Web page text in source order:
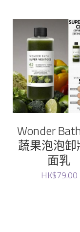
Rejuran
JUNG KWAN
Medicube
Torriden
Sudee
Wonder
蔬果泡泡
面乳
HK$79.00